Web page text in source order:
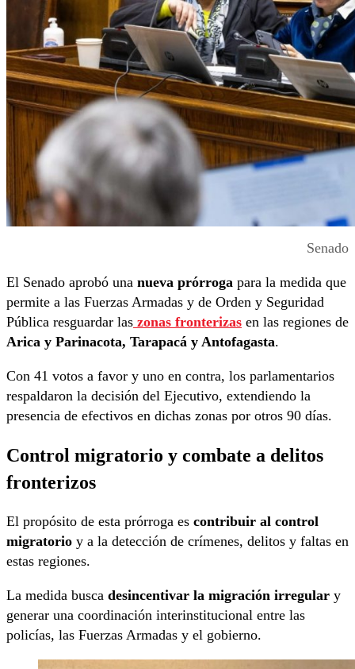
Senado
El Senado aprobó una nueva prórroga para la medida que
permite a las Fuerzas Armadas y de Orden y Seguridad
Pública resguardar las zonas fronterizas en las regiones de
Arica y Parinacota, Tarapacá y Antofagasta.
Con 41 votos a favor y uno en contra, los parlamentarios
respaldaron la decisión del Ejecutivo, extendiendo la
presencia de efectivos en dichas zonas por otros 90 días.
Control migratorio y combate a delitos
fronterizos
El propósito de esta prórroga es contribuir al control
migratorio y a la detección de crímenes, delitos y faltas en
estas regiones.
La medida busca desincentivar la migración irregular y
generar una coordinación interinstitucional entre las
policías, las Fuerzas Armadas y el gobierno.